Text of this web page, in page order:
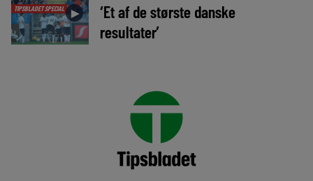
TIPSBLADET SPECIAL ►
‘Et af de største danske
resultater’